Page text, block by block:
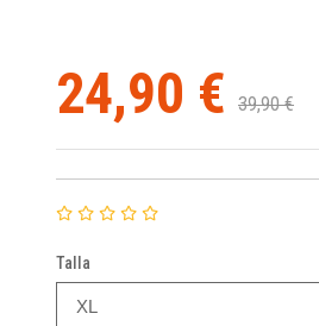
24,90 € 39,90 €
Talla